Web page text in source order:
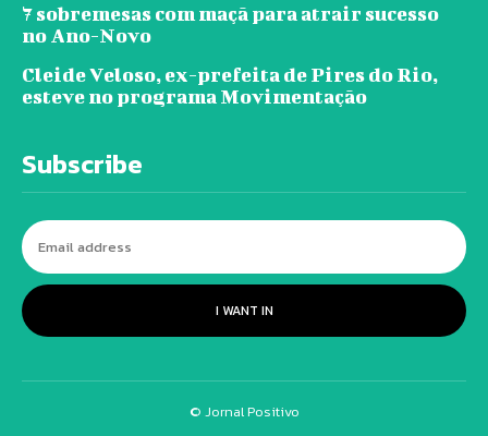
7 sobremesas com maçã para atrair sucesso
no Ano-Novo
Cleide Veloso, ex-prefeita de Pires do Rio,
esteve no programa Movimentação
Subscribe
I WANT IN
© Jornal Positivo